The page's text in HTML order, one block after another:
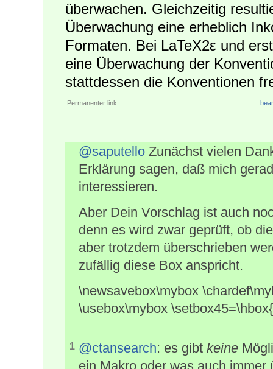
überwachen. Gleichzeitig
Überwachung eine erheblich
Formaten. Bei LaTeX2ε und
eine Überwachung der
stattdessen die Konventionen
Permanenter link
@saputello Zunächst vielen
Erklärung sagen, daß mich
interessieren.
Aber Dein Vorschlag ist auch
denn es wird zwar geprüft, ob
aber trotzdem überschrieben
zufällig diese Box anspricht.
\newsavebox\mybox
\usebox\mybox
1 @ctansearch: es gibt keine
ein Makro oder was auch